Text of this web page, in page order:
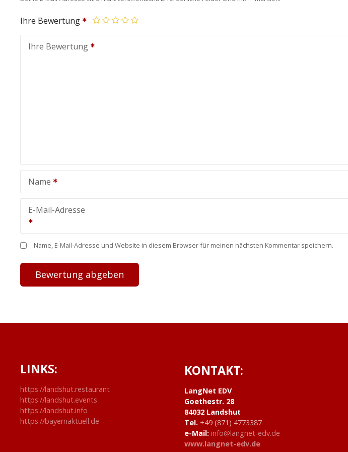
Ihre Bewertung
Ihre Bewertung
Name
E-Mail-Adresse
Name, E-Mail-Adresse und Website in diesem Browser für meinen nächsten Kommentar speichern.
LINKS:
https://landshut.restaurant
https://landshut.events
https://landshut.info
https://bayernaktuell.de
KONTAKT:
LangNet EDV
Goethestr. 28
84032 Landshut
Tel. +49 (871) 4773387
e-Mail: info@langnet-edv.de
www.langnet-edv.de